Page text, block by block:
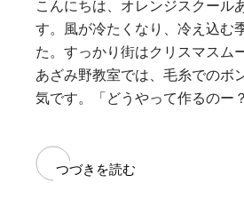
こんにちは、オレンジスクール
す。風が冷たくなり、冷え込む
た。すっかり街はクリスマスム
あざみ野教室では、毛糸でのボ
気です。「どうやって作るのー
つづきを読む